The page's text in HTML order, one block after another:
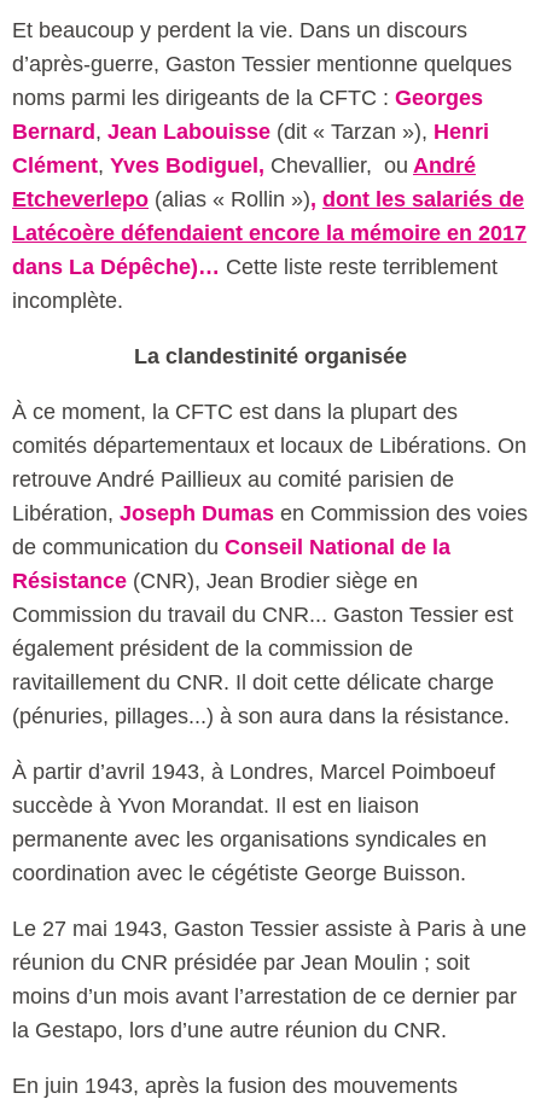
Et beaucoup y perdent la vie. Dans un discours
d’après-guerre, Gaston Tessier mentionne quelques
noms parmi les dirigeants de la CFTC : Georges
Bernard, Jean Labouisse (dit « Tarzan »), Henri
Clément, Yves Bodiguel, Chevallier, ou André
Etcheverlepo (alias « Rollin »), dont les salariés de
Latécoère défendaient encore la mémoire en 2017
dans La Dépêche)… Cette liste reste terriblement
incomplète.
La clandestinité organisée
À ce moment, la CFTC est dans la plupart des
comités départementaux et locaux de Libérations. On
retrouve André Paillieux au comité parisien de
Libération, Joseph Dumas en Commission des voies
de communication du Conseil National de la
Résistance (CNR), Jean Brodier siège en
Commission du travail du CNR... Gaston Tessier est
également président de la commission de
ravitaillement du CNR. Il doit cette délicate charge
(pénuries, pillages...) à son aura dans la résistance.
À partir d’avril 1943, à Londres, Marcel Poimboeuf
succède à Yvon Morandat. Il est en liaison
permanente avec les organisations syndicales en
coordination avec le cégétiste George Buisson.
Le 27 mai 1943, Gaston Tessier assiste à Paris à une
réunion du CNR présidée par Jean Moulin ; soit
moins d’un mois avant l’arrestation de ce dernier par
la Gestapo, lors d’une autre réunion du CNR.
En juin 1943, après la fusion des mouvements